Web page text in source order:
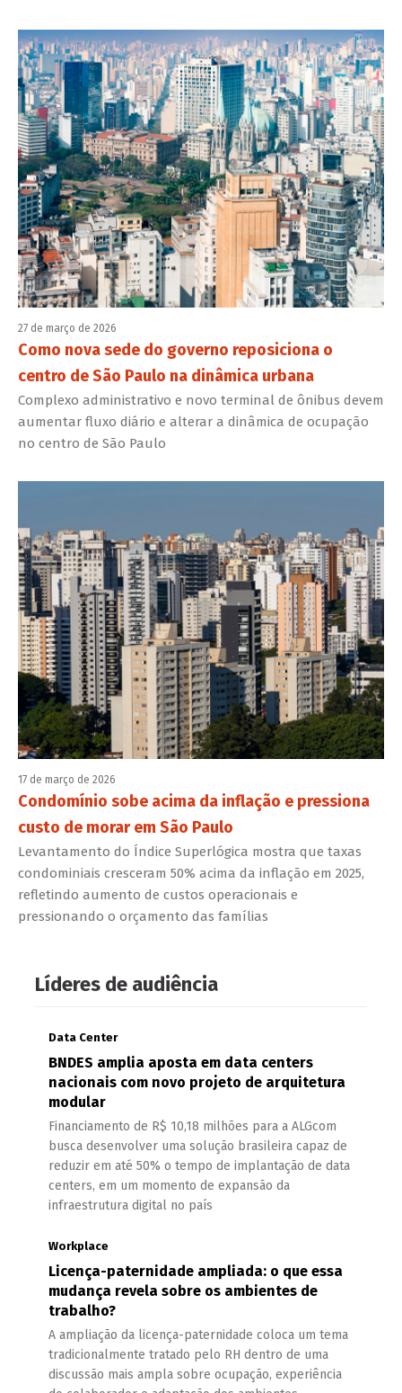
27 de março de 2026
Como nova sede do governo reposiciona o
centro de São Paulo na dinâmica urbana
Complexo administrativo e novo terminal de ônibus devem
aumentar fluxo diário e alterar a dinâmica de ocupação
no centro de São Paulo
17 de março de 2026
Condomínio sobe acima da inflação e pressiona
custo de morar em São Paulo
Levantamento do Índice Superlógica mostra que taxas
condominiais cresceram 50% acima da inflação em 2025,
refletindo aumento de custos operacionais e
pressionando o orçamento das famílias
Líderes de audiência
Data Center
BNDES amplia aposta em data centers
nacionais com novo projeto de arquitetura
modular
Financiamento de R$ 10,18 milhões para a ALGcom
busca desenvolver uma solução brasileira capaz de
reduzir em até 50% o tempo de implantação de data
centers, em um momento de expansão da
infraestrutura digital no país
Workplace
Licença-paternidade ampliada: o que essa
mudança revela sobre os ambientes de
trabalho?
A ampliação da licença-paternidade coloca um tema
tradicionalmente tratado pelo RH dentro de uma
discussão mais ampla sobre ocupação, experiência